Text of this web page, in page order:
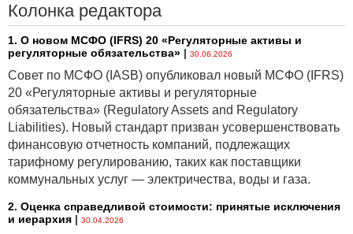
Колонка редактора
1. О новом МСФО (IFRS) 20 «Регуляторные активы и
регуляторные обязательства» | 30.06.2026
Совет по МСФО (IASB) опубликовал новый МСФО (IFRS)
20 «Регуляторные активы и регуляторные
обязательства» (Regulatory Assets and Regulatory
Liabilities). Новый стандарт призван усовершенствовать
финансовую отчетность компаний, подлежащих
тарифному регулированию, таких как поставщики
коммунальных услуг — электричества, воды и газа.
2. Оценка справедливой стоимости: принятые исключения
и иерархия | 30.04.2026